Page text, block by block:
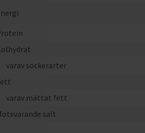
varav sockerarter
varav mättat fett
salt